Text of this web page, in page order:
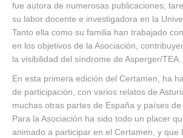
fue autora de numerosas publicaciones;
su labor docente e investigadora en la
Tanto ella como su familia han trabajado
en los objetivos de la Asociación,
la visibilidad del síndrome de Asperger/TEA.
En esta primera edición del Certamen, ha
de participación, con varios relatos de
muchas otras partes de España y países de
Para la Asociación ha sido todo un placer
animado a participar en el Certamen, y que